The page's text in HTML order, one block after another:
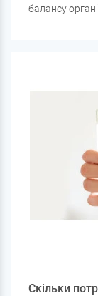
балансу
Скільки